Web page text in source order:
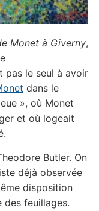
Monet à Giverny,
pas le seul à avoir
dans le
», où Monet
et où logeait
Butler. On
déjà observée
disposition
des feuillages.